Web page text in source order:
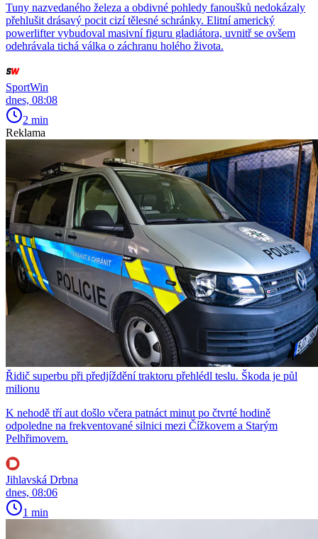
Tuny nazvedaného železa a obdivné pohledy fanoušků nedokázaly
přehlušit drásavý pocit cizí tělesné schránky. Elitní americký
powerlifter vybudoval masivní figuru gladiátora, uvnitř se ovšem
odehrávala tichá válka o záchranu holého života.
SportWin
dnes, 08:08
2 min
Reklama
Řidič superbu při předjíždění traktoru přehlédl teslu. Škoda je půl
milionu
K nehodě tří aut došlo včera patnáct minut po čtvrté hodině
odpoledne na frekventované silnici mezi Čížkovem a Starým
Pelhřimovem.
Jihlavská Drbna
dnes, 08:06
1 min